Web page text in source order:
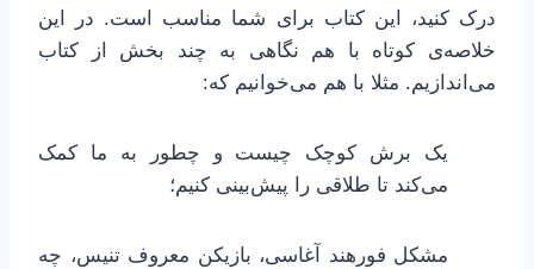
درک کنید، این کتاب برای شما مناسب است. در این
خلاصه‌ی کوتاه با هم نگاهی به چند بخش از کتاب
می‌اندازیم. مثلا با هم می‌خوانیم که:
یک برش کوچک چیست و چطور به ما کمک
می‌کند تا طلاقی را پیش‌بینی کنیم؛
مشکل فورهند آغاسی، بازیکن معروف تنیس، چه